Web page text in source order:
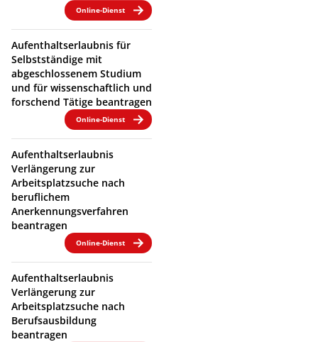
Online-Dienst
Aufenthaltserlaubnis für
Selbstständige mit
abgeschlossenem Studium
und für wissenschaftlich und
forschend Tätige beantragen
Online-Dienst
Aufenthaltserlaubnis
Verlängerung zur
Arbeitsplatzsuche nach
beruflichem
Anerkennungsverfahren
beantragen
Online-Dienst
Aufenthaltserlaubnis
Verlängerung zur
Arbeitsplatzsuche nach
Berufsausbildung
beantragen